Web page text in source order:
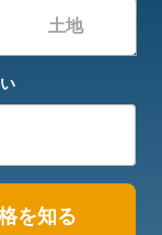
土地
を知る